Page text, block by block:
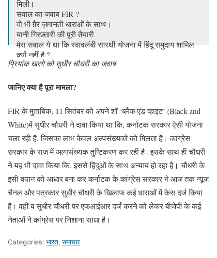
मिली।
सवाल का जवाब FIR ?
वो भी ग़ैर ज़मानती धाराओं के साथ।
यानी गिरफ़्तारी की पूरी तैयारी
मेरा सवाल ये था कि स्वावलंबी सारथी योजना में हिंदू समुदाय शामिल
क्यों नहीं है ?
इस लड़ाई के लिए भी मैं तैयार हूँ।
— Sudhir Chaudhary (@sudhirchaudhary)
प्रियांक खरगे को सुधीर चौधरी का जवाब
जानिए क्या है पूरा मामला?
FIR के मुताबिक, 11 सितंबर को अपने शॉ ‘ब्लैक एंड व्हाइट’ (Black and
White)में सुधीर चौधरी ने दावा किया था कि, कर्नाटक सरकार ऐसी योजना
चला रही है, जिसका लाभ केवल अल्पसंख्यकों को मिलता है। कांग्रेस
सरकार के राज में अल्पसंख्यक तुष्टिकरण कर रही है।इसके साथ ही चौधरी
ने यह भी दावा किया कि, इससे हिंदुओं के साथ अन्याय हो रहा है। चौधरी के
इसी बयान को आधार बना कर कर्नाटक के कांग्रेस सरकार ने आज तक न्यूज
चैनल और पत्रकार सुधीर चौधरी के खिलाफ कई धाराओं में केस दर्ज किया
है। वहीं ब सुधीर चौधरी पर एफआईआर दर्ज करने को लेकर बीजेपी के कई
नेताओं ने कांग्रेस पर निशाना साधा है।
Categories: भारत, समाचार